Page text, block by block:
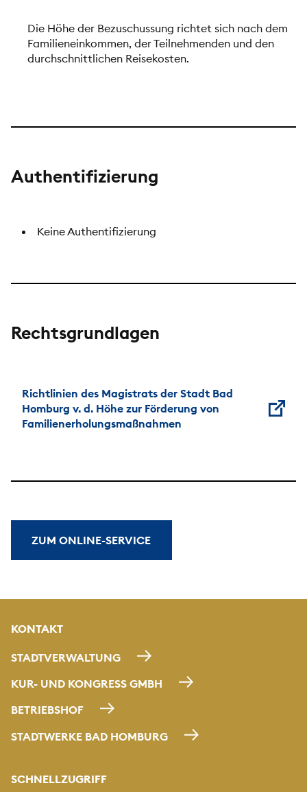
Die Höhe der Bezuschussung richtet sich nach dem
Familieneinkommen, der Teilnehmenden und den
durchschnittlichen Reisekosten.
Authentifizierung
Keine Authentifizierung
Rechtsgrundlagen
Richtlinien des Magistrats der Stadt Bad
Homburg v. d. Höhe zur Förderung von
Familienerholungsmaßnahmen
ZUM ONLINE-SERVICE
KONTAKT
STADTVERWALTUNG
KUR- UND KONGRESS GMBH
BETRIEBSHOF
STADTWERKE BAD HOMBURG
SCHNELLZUGRIFF